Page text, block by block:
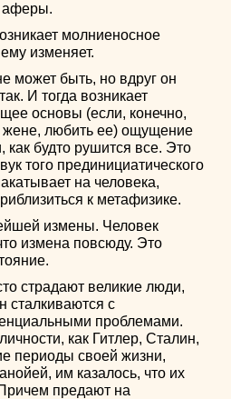
аферы.
молниеносное
изменяет.
может быть, но вдруг он
И тогда возникает
основы (если, конечно,
жене, любить ее) ощущение
будто рушится все. Это
того прединициатического
на человека,
к метафизике.
измены. Человек
измена повсюду. Это
страдают великие люди,
сталкиваются с
проблемами.
как Гитлер, Сталин,
периоды своей жизни,
им казалось, что их
предают на